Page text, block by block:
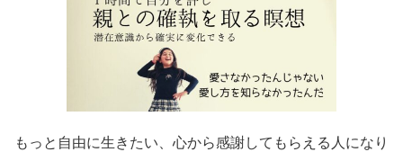
もっと自由に生きたい、心から感謝してもらえる人になり